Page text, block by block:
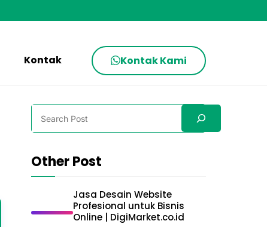
Kontak Kontak Kami
Search
Other Post
Jasa Desain Website
Profesional untuk Bisnis
Online | DigiMarket.co.id